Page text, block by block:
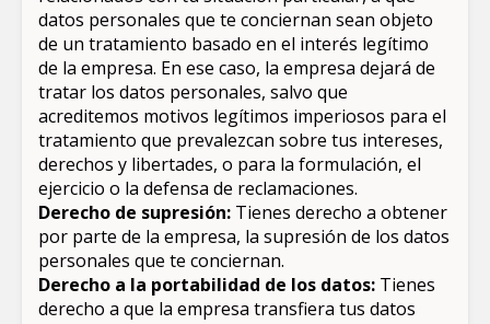
datos personales que te conciernan sean objeto
de un tratamiento basado en el interés legítimo
de la empresa. En ese caso, la empresa dejará de
tratar los datos personales, salvo que
acreditemos motivos legítimos imperiosos para el
tratamiento que prevalezcan sobre tus intereses,
derechos y libertades, o para la formulación, el
ejercicio o la defensa de reclamaciones.
Derecho de supresión: Tienes derecho a obtener
por parte de la empresa, la supresión de los datos
personales que te conciernan.
Derecho a la portabilidad de los datos: Tienes
derecho a que la empresa transfiera tus datos